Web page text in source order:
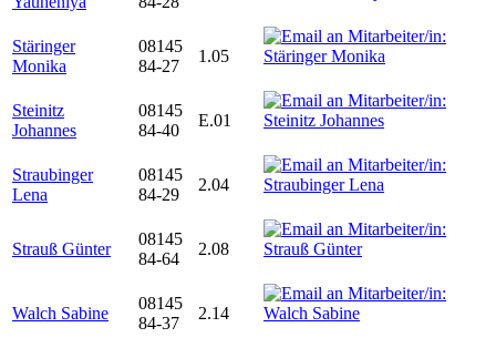
Stäringer
Monika
08145
84-27
1.05
Steinitz
Johannes
08145
84-40
E.01
Straubinger
Lena
08145
84-29
2.04
Strauß Günter
08145
84-64
2.08
Walch Sabine
08145
84-37
2.14